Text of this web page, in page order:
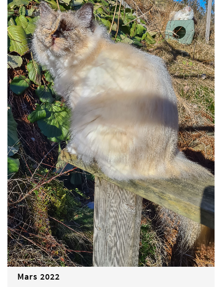
Mars 2022